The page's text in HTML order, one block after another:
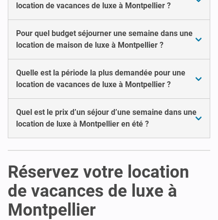
location de vacances de luxe à Montpellier ?
Pour quel budget séjourner une semaine dans une
location de maison de luxe à Montpellier ?
Quelle est la période la plus demandée pour une
location de vacances de luxe à Montpellier ?
Quel est le prix d’un séjour d’une semaine dans une
location de luxe à Montpellier en été ?
Réservez votre location
de vacances de luxe à
Montpellier